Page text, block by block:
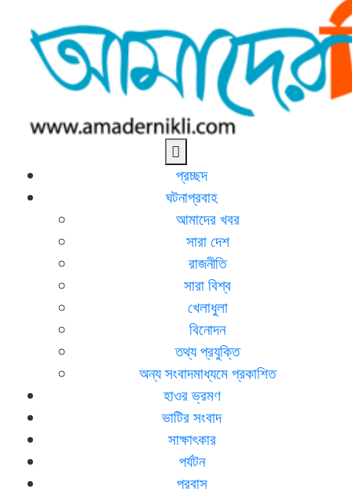
নিকলীর প্রথম অনলাইন সংবাদমাধ্যম
প্রচ্ছদ
ঘটনাপ্রবাহ
আমাদের খবর
সারা দেশ
রাজনীতি
সারা বিশ্ব
খেলাধুলা
বিনোদন
তথ্য প্রযুক্তি
অন্য সংবাদমাধ্যমে প্রকাশিত
হাওর ভ্রমণ
ভাটির সংবাদ
সাক্ষাৎকার
পর্যটন
প্রবাস